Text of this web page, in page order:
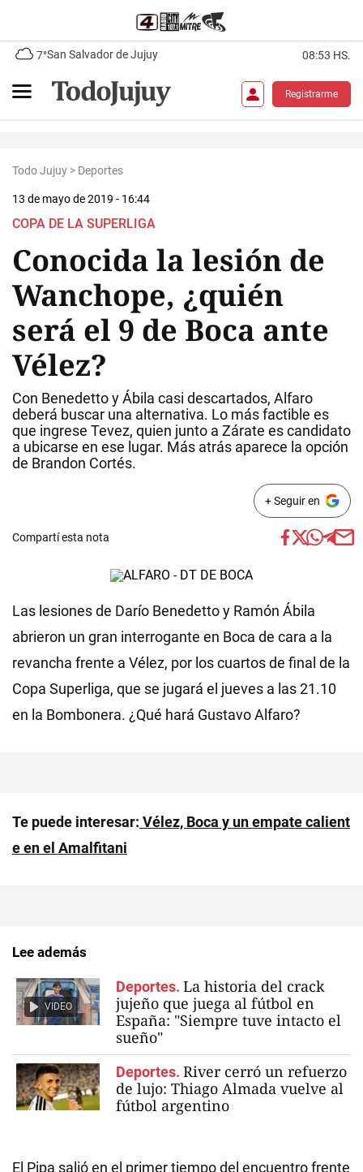
7°San Salvador de Jujuy 08:53 HS.
Registrarme
Todo Jujuy > Deportes
13 de mayo de 2019 - 16:44
COPA DE LA SUPERLIGA
Conocida la lesión de
Wanchope, ¿quién
será el 9 de Boca ante
Vélez?
Con Benedetto y Ábila casi descartados, Alfaro
deberá buscar una alternativa. Lo más factible es
que ingrese Tevez, quien junto a Zárate es candidato
a ubicarse en ese lugar. Más atrás aparece la opción
de Brandon Cortés.
+ Seguir en
Compartí esta nota
Las lesiones de Darío Benedetto y Ramón Ábila
abrieron un gran interrogante en Boca de cara a la
revancha frente a Vélez, por los cuartos de final de la
Copa Superliga, que se jugará el jueves a las 21.10
en la Bombonera. ¿Qué hará Gustavo Alfaro?
Te puede interesar: Vélez, Boca y un empate calient
e en el Amalfitani
Lee además
VIDEO
Deportes. La historia del crack
jujeño que juega al fútbol en
España: "Siempre tuve intacto el
sueño"
Deportes. River cerró un refuerzo
de lujo: Thiago Almada vuelve al
fútbol argentino
El Pipa salió en el primer tiempo del encuentro frente